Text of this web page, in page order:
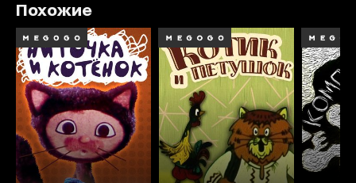
Похожие